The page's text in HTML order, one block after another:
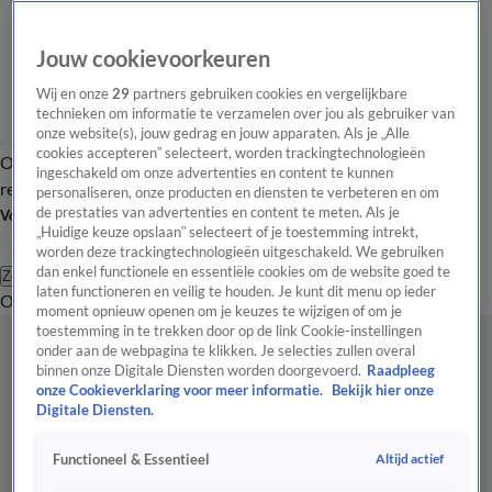
Overzicht Laatste nieuws Regionieuws Het beste van Hart
Tip de
redactie
Volg Hart van Nederland
Zoeken
OverzichtRegioUitzendingenWeerTip de redactiePanelVideo's
Jouw cookievoorkeuren
Wij en onze29 partners gebruiken cookies en vergelijkbare
technieken om informatie te verzamelen over jou als gebruiker van
onze website(s), jouw gedrag en jouw apparaten. Als je „Alle
cookies accepteren” selecteert, worden trackingtechnologieën
ingeschakeld om onze advertenties en content te kunnen
personaliseren, onze producten en diensten te verbeteren en om
de prestaties van advertenties en content te meten. Als je
„Huidige keuze opslaan” selecteert of je toestemming intrekt,
worden deze trackingtechnologieën uitgeschakeld. We gebruiken
dan enkel functionele en essentiële cookies om de website goed te
laten functioneren en veilig te houden. Je kunt dit menu op ieder
moment opnieuw openen om je keuzes te wijzigen of om je
toestemming in te trekken door op de link Cookie-instellingen
onder aan de webpagina te klikken. Je selecties zullen overal
binnen onze Digitale Diensten worden doorgevoerd. Raadpleeg
onze Cookieverklaring voor meer informatie.
Bekijk hier onze
Digitale Diensten.
Functioneel & Essentieel Altijd actief